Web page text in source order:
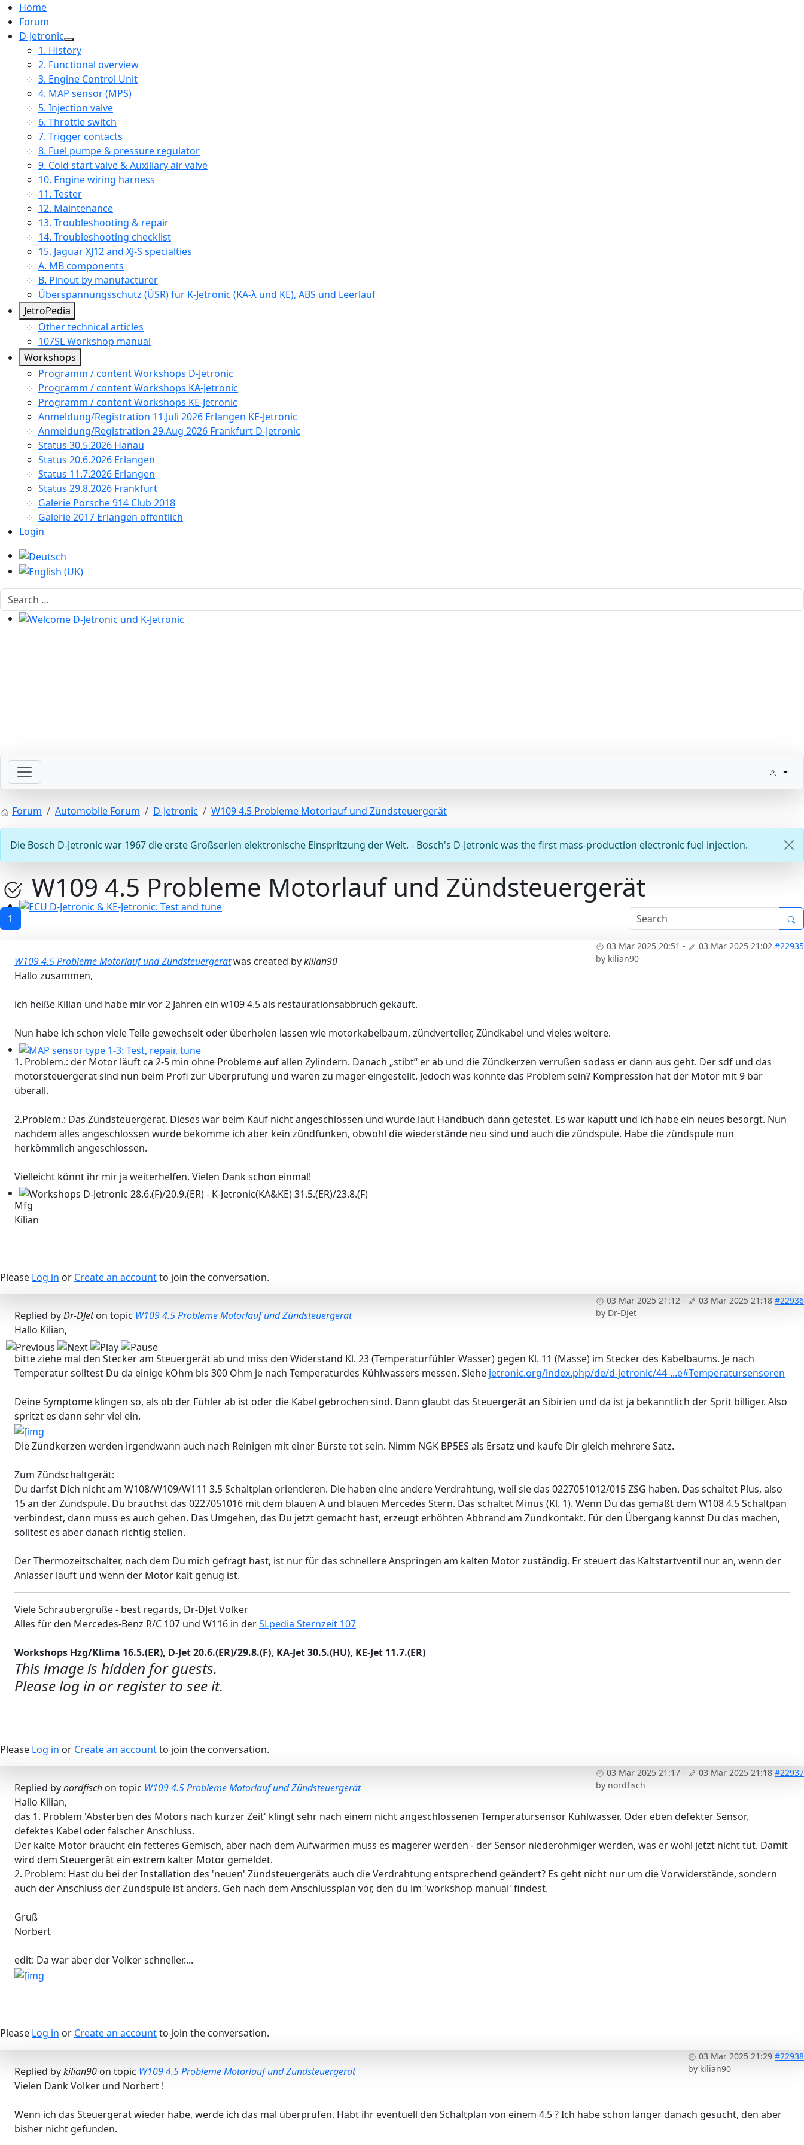
Home
Forum
D-Jetronic
1. History
2. Functional overview
3. Engine Control Unit
4. MAP sensor (MPS)
5. Injection valve
6. Throttle switch
7. Trigger contacts
8. Fuel pumpe & pressure regulator
9. Cold start valve & Auxiliary air valve
10. Engine wiring harness
11. Tester
12. Maintenance
13. Troubleshooting & repair
14. Troubleshooting checklist
15. Jaguar XJ12 and XJ-S specialties
A. MB components
B. Pinout by manufacturer
Überspannungsschutz (ÜSR) für K-Jetronic (KA-λ und KE), ABS und Leerlauf
JetroPedia
Other technical articles
107SL Workshop manual
Workshops
Programm / content Workshops D-Jetronic
Programm / content Workshops KA-Jetronic
Programm / content Workshops KE-Jetronic
Anmeldung/Registration 11.Juli 2026 Erlangen KE-Jetronic
Anmeldung/Registration 29.Aug 2026 Frankfurt D-Jetronic
Status 30.5.2026 Hanau
Status 20.6.2026 Erlangen
Status 11.7.2026 Erlangen
Status 29.8.2026 Frankfurt
Galerie Porsche 914 Club 2018
Galerie 2017 Erlangen öffentlich
Login
Select your language
Search
Welcome with your ignition
MAP sensor type 1-3: Test, repair, tune
Workshops D-Jetronic 28.6.(F)/20.9.(ER) - K-Jetronic(KA&KE) 31.5.(ER)/23.8.(F)
Forum Automobile Forum D-Jetronic W109 4.5 Probleme Motorlauf und Zündsteuergerät
Die Bosch D-Jetronic war 1967 die erste Großserien elektronische Einspritzung der Welt. - Bosch's D-Jetronic was the first mass-production electronic fuel injection.
W109 4.5 Probleme Motorlauf und Zündsteuergerät
1
03 Mar 2025 20:51 - 03 Mar 2025 21:02 #22935
by kilian90
W109 4.5 Probleme Motorlauf und Zündsteuergerätwas created bykilian90
Hallo zusammen,
ich heiße Kilian und habe mir vor 2 Jahren ein w109 4.5 als restaurationsabbruch gekauft.
Nun habe ich schon viele Teile gewechselt oder überholen lassen wie motorkabelbaum, zündverteiler, Zündkabel und vieles weitere.
1. Problem.: der Motor läuft ca 2-5 min ohne Probleme auf allen Zylindern. Danach „stibt“ er ab und die Zündkerzen verrußen sodass er dann aus geht. Der sdf und das
motorsteuergerät sind nun beim Profi zur Überprüfung und waren zu mager eingestellt. Jedoch was könnte das Problem sein? Kompression hat der Motor mit 9 bar
überall.
2.Problem.: Das Zündsteuergerät. Dieses war beim Kauf nicht angeschlossen und wurde laut Handbuch dann getestet. Es war kaputt und ich habe ein neues besorgt. Nun
nachdem alles angeschlossen wurde bekomme ich aber kein zündfunken, obwohl die wiederstände neu sind und auch die zündspule. Habe die zündspule nun
herkömmlich angeschlossen.
Vielleicht könnt ihr mir ja weiterhelfen. Vielen Dank schon einmal!
Mfg
Kilian
Please Log in or Create an accountto join the conversation.
03 Mar 2025 21:12 - 03 Mar 2025 21:18 #22936
by Dr-DJet
Replied byDr-DJeton topic W109 4.5 Probleme Motorlauf und Zündsteuergerät
Hallo Kilian,
bitte ziehe mal den Stecker am Steuergerät ab und miss den Widerstand Kl. 23 (Temperaturfühler Wasser) gegen Kl. 11 (Masse) im Stecker des Kabelbaums. Je nach
Temperatur solltest Du da einige kOhm bis 300 Ohm je nach Temperaturdes Kühlwassers messen. Siehe jetronic.org/index.php/de/d-jetronic/44-...e#Temperatursensoren
Deine Symptome klingen so, als ob der Fühler ab ist oder die Kabel gebrochen sind. Dann glaubt das Steuergerät an Sibirien und da ist ja bekanntlich der Sprit billiger. Also
spritzt es dann sehr viel ein.
Die Zündkerzen werden irgendwann auch nach Reinigen mit einer Bürste tot sein. Nimm NGK BP5ES als Ersatz und kaufe Dir gleich mehrere Satz.
Zum Zündschaltgerät:
Du darfst Dich nicht am W108/W109/W111 3.5 Schaltplan orientieren. Die haben eine andere Verdrahtung, weil sie das 0227051012/015 ZSG haben. Das schaltet Plus, also
15 an der Zündspule. Du brauchst das 0227051016 mit dem blauen A und blauen Mercedes Stern. Das schaltet Minus (Kl. 1). Wenn Du das gemäßt dem W108 4.5 Schaltpan
verbindest, dann muss es auch gehen. Das Umgehen, das Du jetzt gemacht hast, erzeugt erhöhten Abbrand am Zündkontakt. Für den Übergang kannst Du das machen,
solltest es aber danach richtig stellen.
Der Thermozeitschalter, nach dem Du mich gefragt hast, ist nur für das schnellere Anspringen am kalten Motor zuständig. Er steuert das Kaltstartventil nur an, wenn der
Anlasser läuft und wenn der Motor kalt genug ist.
Viele Schraubergrüße - best regards, Dr-DJet Volker
Alles für den Mercedes-Benz R/C 107 und W116 in derSLpedia Sternzeit 107
Workshops Hzg/Klima 16.5.(ER), D-Jet 20.6.(ER)/29.8.(F), KA-Jet 30.5.(HU), KE-Jet 11.7.(ER)
This image is hidden for guests.
Please log in or register to see it.
Please Log in or Create an accountto join the conversation.
03 Mar 2025 21:17 - 03 Mar 2025 21:18 #22937
by nordfisch
Replied bynordfischon topic W109 4.5 Probleme Motorlauf und Zündsteuergerät
Hallo Kilian,
das 1. Problem 'Absterben des Motors nach kurzer Zeit' klingt sehr nach einem nicht angeschlossenen Temperatursensor Kühlwasser. Oder eben defekter Sensor,
defektes Kabel oder falscher Anschluss.
Der kalte Motor braucht ein fetteres Gemisch, aber nach dem Aufwärmen muss es magerer werden - der Sensor niederohmiger werden, was er wohl jetzt nicht tut. Damit
wird dem Steuergerät ein extrem kalter Motor gemeldet.
2. Problem: Hast du bei der Installation des 'neuen' Zündsteuergeräts auch die Verdrahtung entsprechend geändert? Es geht nicht nur um die Vorwiderstände, sondern
auch der Anschluss der Zündspule ist anders. Geh nach dem Anschlussplan vor, den du im 'workshop manual' findest.
Gruß
Norbert
edit: Da war aber der Volker schneller....
Please Log in or Create an accountto join the conversation.
03 Mar 2025 21:29 #22938
by kilian90
Replied bykilian90on topic W109 4.5 Probleme Motorlauf und Zündsteuergerät
Vielen Dank Volker und Norbert !
Wenn ich das Steuergerät wieder habe, werde ich das mal überprüfen. Habt ihr eventuell den Schaltplan von einem 4.5 ? Ich habe schon länger danach gesucht, den aber
bisher nicht gefunden.